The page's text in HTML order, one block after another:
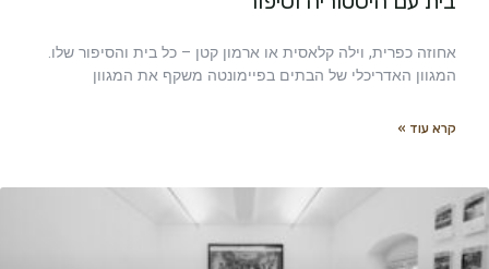
אחוזה כפרית, וילה קלאסית או ארמון קטן – כל בית והסיפור שלו.
המגוון האדריכלי של הבתים בפיימונטה משקף את המגוון
קרא עוד »